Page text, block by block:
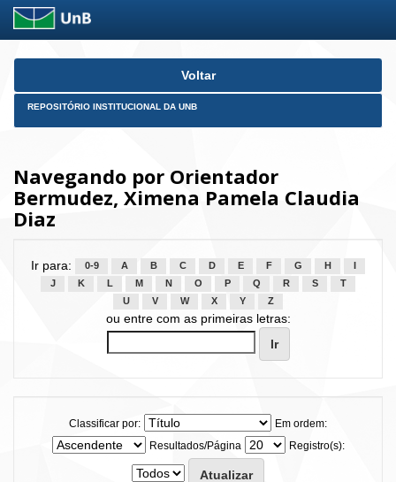
Skip
Voltar
REPOSITÓRIO INSTITUCIONAL DA UNB
Navegando por Orientador
Bermudez, Ximena Pamela Claudia
Diaz
Ir para: 0-9 A B C D E F G H
J
K L M N O P Q R S
T
U
V W X Y Z
ou entre com as primeiras letras:
Classificar por:
Em ordem:
Resultados/Página
Registro(s):